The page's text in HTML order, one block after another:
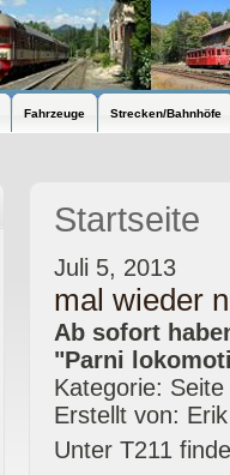
Fahrzeuge Strecken/Bahnhöfe
Startseite
Juli 5, 2013
mal wieder
Ab sofort
"Parni
Kategorie: Seite
Erstellt von:
Unter T211